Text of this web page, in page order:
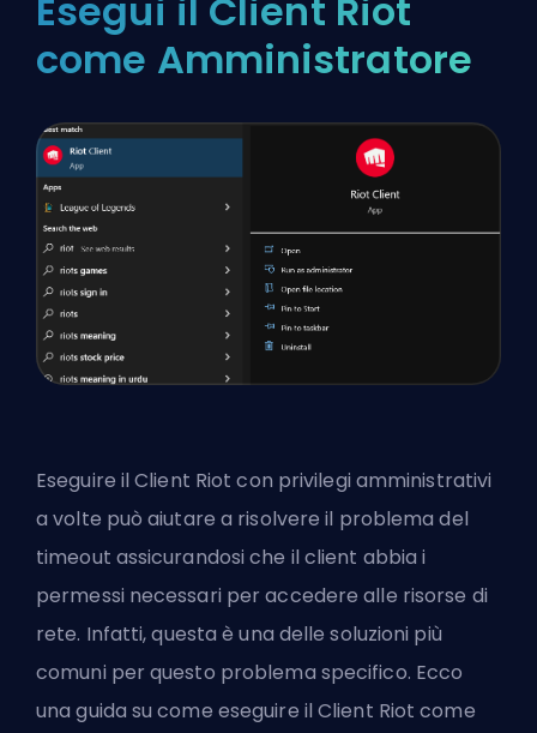
Esegui il Client Riot
come Amministratore
Eseguire il Client Riot con privilegi amministrativi
a volte può aiutare a risolvere il problema del
timeout assicurandosi che il client abbia i
permessi necessari per accedere alle risorse di
rete. Infatti, questa è una delle soluzioni più
comuni per questo problema specifico. Ecco
una guida su come eseguire il Client Riot come